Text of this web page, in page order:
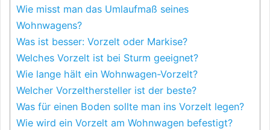
Wie misst man das Umlaufmaß seines
Wohnwagens?
Was ist besser: Vorzelt oder Markise?
Welches Vorzelt ist bei Sturm geeignet?
Wie lange hält ein Wohnwagen-Vorzelt?
Welcher Vorzelthersteller ist der beste?
Was für einen Boden sollte man ins Vorzelt legen?
Wie wird ein Vorzelt am Wohnwagen befestigt?